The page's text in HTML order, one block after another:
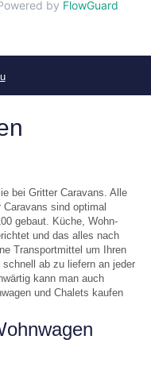
bei Gritter Caravans. Alle
sind optimal
gebaut. Küche, Wohn-
und das alles nach
Transportmittel um Ihren
ab zu liefern an jeder
kann man auch
und Chalets kaufen